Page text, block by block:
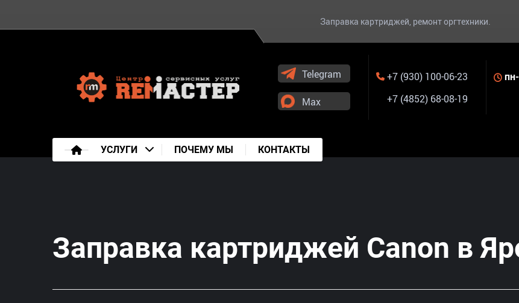
Заправка картриджей, ремонт оргтехники.
Telegram
Max
+7 (930) 100-06-23
+7 (4852) 68-08-19
УСЛУГИ ПОЧЕМУ МЫ КОНТАКТЫ
Заправка картриджей Canon в